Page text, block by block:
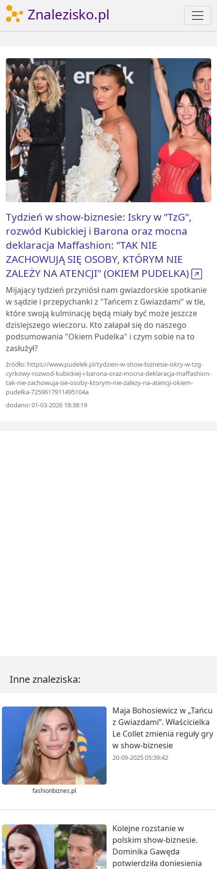
Znalezisko.pl
Tydzień w show-biznesie: Iskry w "TzG",
rozwód Kubickiej i Barona oraz mocna
deklaracja Maffashion: "TAK NIE
ZACHOWUJĄ SIĘ OSOBY, KTÓRYM NIE
ZALEŻY NA ATENCJI" (OKIEM PUDELKA)
Mijający tydzień przyniósł nam gwiazdorskie spotkanie
w sądzie i przepychanki z "Tańcem z Gwiazdami" w tle,
które swoją kulminację będą miały być może jeszcze
dzisiejszego wieczoru. Kto załapał się do naszego
podsumowania "Okiem Pudelka" i czym sobie na to
zasłużył?
źródło: https://www.pudelek.pl/tydzien-w-show-biznesie-iskry-w-tzg-
cyrkowy-rozwod-kubickiej-i-barona-oraz-mocna-deklaracja-maffashion-
tak-nie-zachowuja-sie-osoby-ktorym-nie-zalezy-na-atencji-okiem-
pudelka-7259617911495104a
dodano: 01-03-2026 18:38:19
Inne znaleziska:
fashionbiznes.pl
Maja Bohosiewicz w „Tańcu
z Gwiazdami”. Właścicielka
Le Collet zmienia reguły gry
w show-biznesie
20-09-2025 05:39:42
Kolejne rozstanie w
polskim show-biznesie.
Dominika Gawęda
potwierdziła doniesienia